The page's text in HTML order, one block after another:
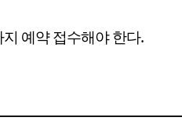
예약 접수해야 한다.